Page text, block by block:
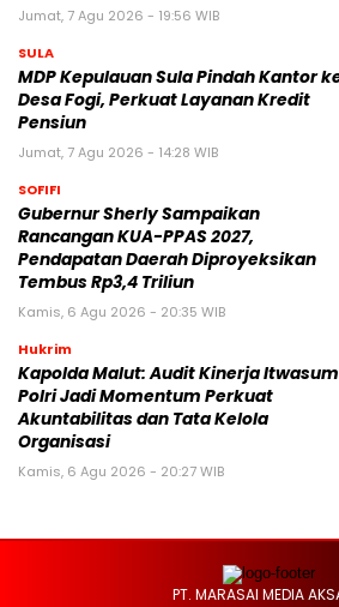
Jumat, 7 Agu 2026 - 19:56 WIB
SULA
MDP Kepulauan Sula Pindah Kantor
Desa Fogi, Perkuat Layanan Kredit
Pensiun
Jumat, 7 Agu 2026 - 14:28 WIB
SOFIFI
Gubernur Sherly Sampaikan
Rancangan KUA-PPAS 2027,
Pendapatan Daerah Diproyeksikan
Tembus Rp3,4 Triliun
Kamis, 6 Agu 2026 - 20:35 WIB
Hukrim
Kapolda Malut: Audit Kinerja Itwasum
Polri Jadi Momentum Perkuat
Akuntabilitas dan Tata Kelola
Organisasi
Kamis, 6 Agu 2026 - 20:27 WIB
PT. MARASAI MEDIA